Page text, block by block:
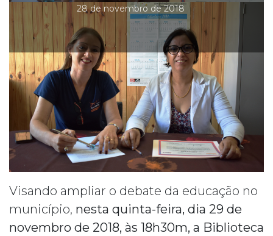
28 de novembro de 2018
Visando ampliar o debate da educação no
município, nesta quinta-feira, dia 29 de
novembro de 2018, às 18h30m, a Biblioteca